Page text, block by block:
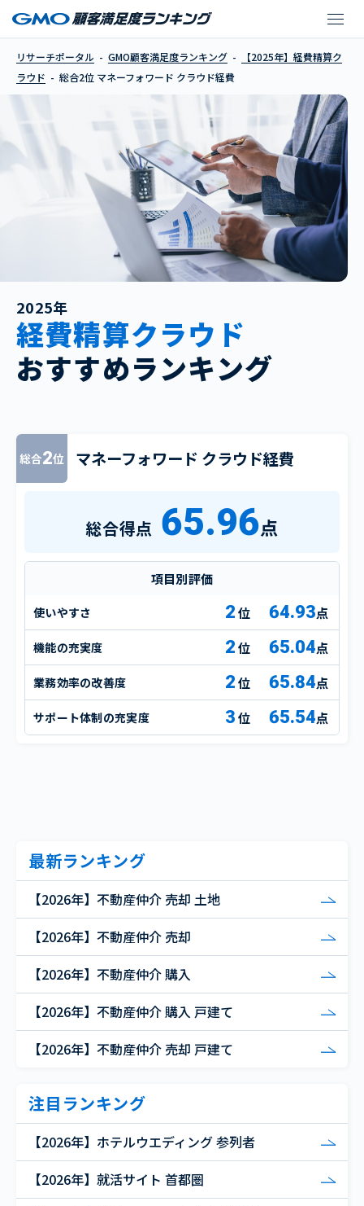
マネーフォワード クラ
リサーチポータル GMO顧客満足度ランキング
【2025年】経費精算ク
ラウド
総合2位 マネーフォワード クラウド経費
2025年
経費精算クラウド
おすすめランキング
総合2位 マネーフォワード クラウド経費
総合得点 65.96点
項目別評価
使いやすさ 2 64.93点
機能の充実度 2 65.04点
業務効率の改善度 2 65.84点
サポート体制の充実度 3 65.54点
最新ランキング
【2026年】不動産仲介 売却 土地
【2026年】不動産仲介 売却
【2026年】不動産仲介 購入
【2026年】不動産仲介 購入 戸建て
【2026年】不動産仲介 売却 戸建て
注目ランキング
【2026年】ホテルウエディング 参列者
【2026年】就活サイト 首都圏